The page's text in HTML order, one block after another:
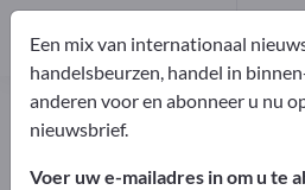
Gemaksproducten
Een mix van internationaal
handelsbeurzen, handel in
anderen voor en abonneer u nu
nieuwsbrief.
Voer uw e-mailadres in om u te